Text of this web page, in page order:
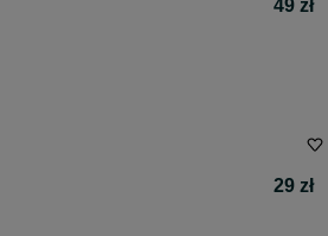
49 zł
29 zł